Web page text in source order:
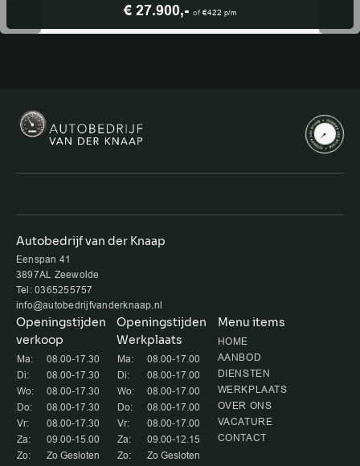
€ 27.900,- of €422 p/m
Autobedrijf van der Knaap
Eenspan 41
3897AL Zeewolde
Tel: 0365255757
info@autobedrijfvanderknaap.nl
Openingstijden
verkoop
Ma:
08.00-17.30
Di:
08.00-17.30
Wo:
08.00-17.30
Do:
08.00-17.30
Vr:
08.00-17.30
Za:
09.00-15.00
Zo:
Zo Gesloten
Openingstijden
Werkplaats
Ma:
08.00-17.00
Di:
08.00-17.00
Wo:
08.00-17.00
Do:
08.00-17.00
Vr:
08.00-17.00
Za:
09.00-12.15
Zo:
Zo Gesloten
Menu items
HOME
AANBOD
DIENSTEN
WERKPLAATS
OVER ONS
VACATURE
CONTACT